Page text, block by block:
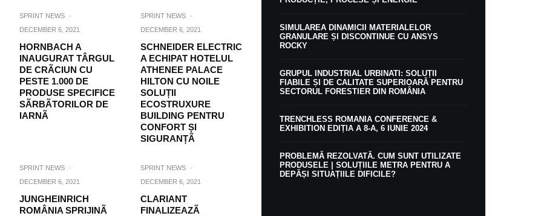
SPRINT NEWS
·
DECEMBER 6, 2021
HORNBACH A
INAUGURAT TÂRGUL
DE CRÃCIUN CU
PESTE 1.000 DE
PRODUSE SPECIFICE
SÃRBÃTORILOR DE
IARNÃ
SPRINT NEWS
·
DECEMBER 6, 2021
SCHNEIDER ELECTRIC
A ECHIPAT HOTELUL
ATHENEE PALACE
HILTON CU NOILE
SOLUȚII
ECOSTRUXURE
BUILDING PENTRU
CONFORT ȘI
SIGURANȚÃ
SPRINT NEWS
·
DECEMBER 6, 2021
JUNGHEINRICH
ROMÂNIA SPRIJINÃ
SPRINT NEWS
·
DECEMBER 6, 2021
CLARIANT
FINALIZEAZÃ
SIMULAREA DINAMICII MATERIALELOR
GRANULARE ȘI DISCONTINUE CU ANSYS
ROCKY
GRUPUL INDUSTRIAL URBINATI: SOLUȚII
FIABILE ȘI DE CALITATE SUPERIOARĂ PENTRU
SECTORUL FORESTIER DIN ROMÂNIA
TRENCHLESS ROMANIA CONFERENCE &
EXHIBITION EDIȚIA A 8-A, 6 IUNIE 2024
PROBLEMĂ REZOLVATĂ. CUM SUNT UTILIZATE
PRODUSELE | SOLUȚIILE METRA PENTRU A
DEPĂȘI SITUAȚIILE DIFICILE?